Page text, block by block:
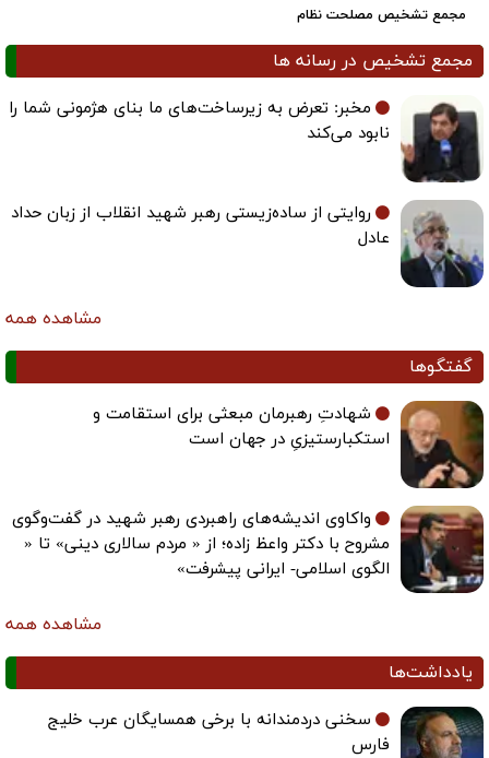
مجمع تشخیص مصلحت نظام
مجمع تشخیص در رسانه ها
مخبر: تعرض به زیرساخت‌های ما بنای هژمونی شما را
نابود می‌کند
روایتی از ساده‌زیستی رهبر شهید انقلاب از زبان حداد
عادل
مشاهده همه
گفتگوها
شهادتِ رهبرمان مبعثی برای استقامت و
استکبارستیزیِ در جهان است
واکاوی اندیشه‌های راهبردی رهبر شهید در گفت‌وگوی
مشروح با دکتر واعظ زاده؛ از « مردم سالاری دینی» تا «
الگوی اسلامی- ایرانی پیشرفت»
مشاهده همه
یادداشت‌ها
سخنی دردمندانه با برخی همسایگان عرب خلیج
فارس